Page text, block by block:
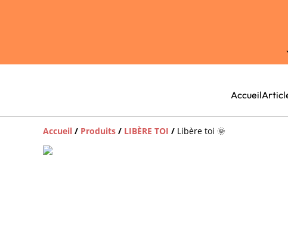
Accueil
Accueil / Produits / LIBÈRE TOI / Libère toi 🌞